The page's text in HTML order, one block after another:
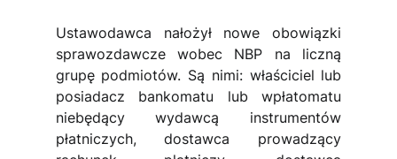
Ustawodawca nałożył nowe obowiązki
sprawozdawcze wobec NBP na liczną
grupę podmiotów. Są nimi: właściciel lub
posiadacz bankomatu lub wpłatomatu
niebędący wydawcą instrumentów
płatniczych, dostawca prowadzący